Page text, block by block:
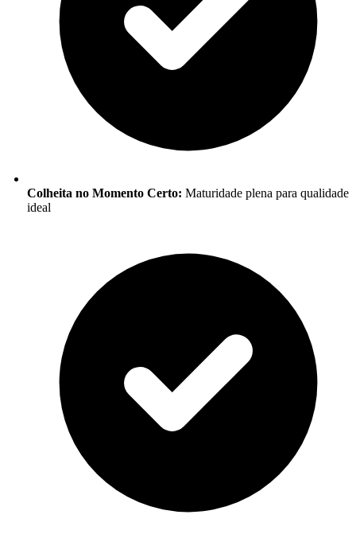
Colheita no Momento Certo: Maturidade plena para qualidade
ideal